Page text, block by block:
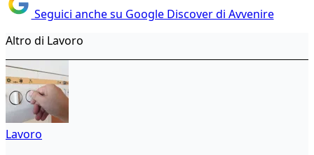
Seguici anche su Google Discover di Avvenire
Altro di Lavoro
Lavoro